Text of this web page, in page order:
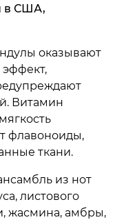
в США,
оказывают
Витамин
флавоноиды,
ткани.
из нот
листового
жасмина, амбры,